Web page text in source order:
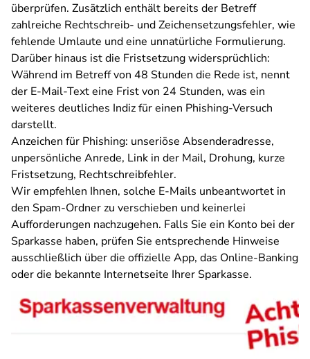
überprüfen. Zusätzlich enthält bereits der Betreff
zahlreiche Rechtschreib- und Zeichensetzungsfehler, wie
fehlende Umlaute und eine unnatürliche Formulierung.
Darüber hinaus ist die Fristsetzung widersprüchlich:
Während im Betreff von 48 Stunden die Rede ist, nennt
der E-Mail-Text eine Frist von 24 Stunden, was ein
weiteres deutliches Indiz für einen Phishing-Versuch
darstellt.
Anzeichen für Phishing: unseriöse Absenderadresse,
unpersönliche Anrede, Link in der Mail, Drohung, kurze
Fristsetzung, Rechtschreibfehler.
Wir empfehlen Ihnen, solche E-Mails unbeantwortet in
den Spam-Ordner zu verschieben und keinerlei
Aufforderungen nachzugehen. Falls Sie ein Konto bei der
Sparkasse haben, prüfen Sie entsprechende Hinweise
ausschließlich über die offizielle App, das Online-Banking
oder die bekannte Internetseite Ihrer Sparkasse.